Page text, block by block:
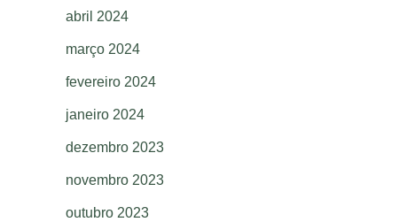
abril 2024
março 2024
fevereiro 2024
janeiro 2024
dezembro 2023
novembro 2023
outubro 2023